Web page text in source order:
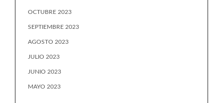
OCTUBRE 2023
SEPTIEMBRE 2023
AGOSTO 2023
JULIO 2023
JUNIO 2023
MAYO 2023